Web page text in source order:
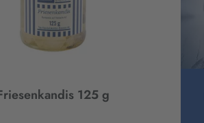
125 g